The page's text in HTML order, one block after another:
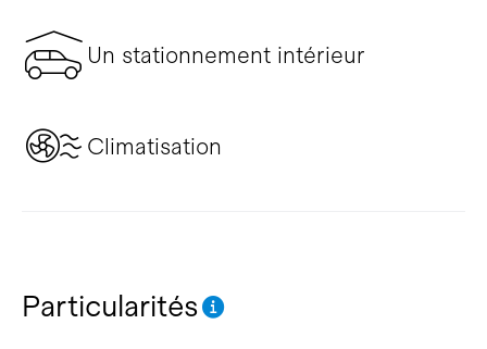
Un stationnement intérieur
Climatisation
Particularités